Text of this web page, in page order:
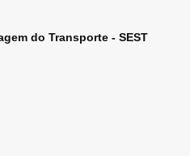
do Transporte - SEST